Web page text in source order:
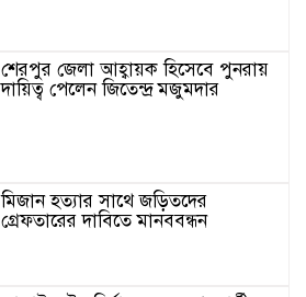
শেরপুর জেলা আহ্বায়ক হিসেবে পুনরায়
দায়িত্ব পেলেন জিতেন্দ্র মজুমদার
মিজান হত্যার সাথে জড়িতদের
গ্রেফতারের দাবিতে মানববন্ধন